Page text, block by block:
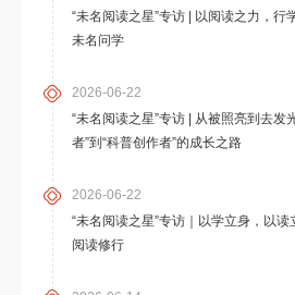
“未名阅读之星”专访 | 以阅读之力，
未名问学
2026-06-22
“未名阅读之星”专访 | 从被照亮到去
者”到“科普创作者”的成长之路
2026-06-22
“未名阅读之星”专访｜以学立身，以
阅读修行